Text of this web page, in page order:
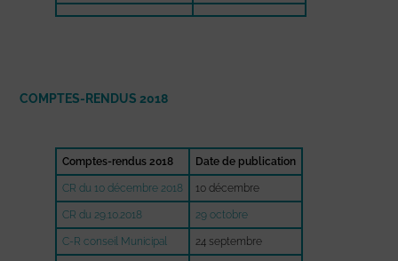
COMPTES-RENDUS 2018
Comptes-rendus 2018 Date de publication
CR du 10 décembre 2018 10 décembre
CR du 29.10.2018 29 octobre
C-R conseil Municipal 24 septembre